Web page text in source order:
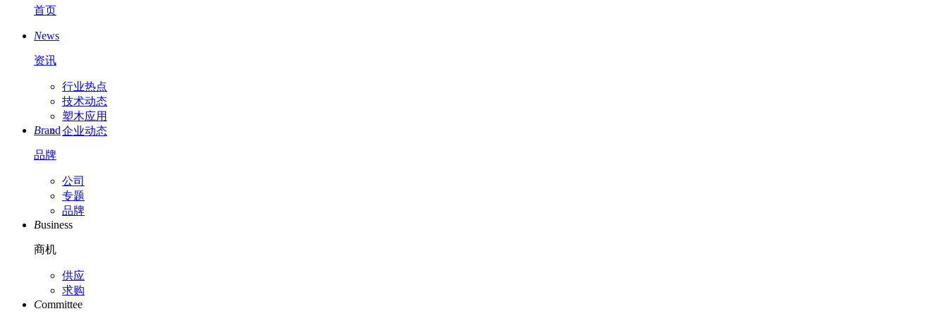
首页
News
资讯
行业热点
技术动态
塑木应用
企业动态
Brand
品牌
公司
专题
品牌
Business
商机
供应
求购
Committee